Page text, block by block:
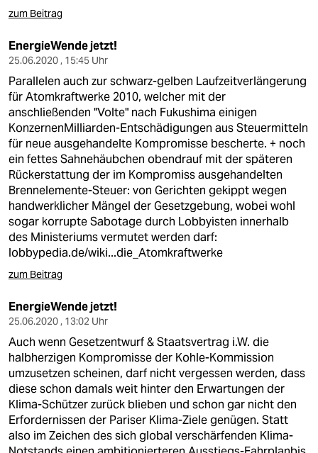
zum Beitrag
EnergieWende jetzt!
25.06.2020 , 15:45 Uhr
Parallelen auch zur schwarz-gelben Laufzeitverlängerung
für Atomkraftwerke 2010, welcher mit der
anschließenden "Volte" nach Fukushima einigen
KonzernenMilliarden-Entschädigungen aus Steuermitteln
für neue ausgehandelte Kompromisse bescherte. + noch
ein fettes Sahnehäubchen obendrauf mit der späteren
Rückerstattung der im Kompromiss ausgehandelten
Brennelemente-Steuer: von Gerichten gekippt wegen
handwerklicher Mängel der Gesetzgebung, wobei wohl
sogar korrupte Sabotage durch Lobbyisten innerhalb
des Ministeriums vermutet werden darf:
lobbypedia.de/wiki...die_Atomkraftwerke
zum Beitrag
EnergieWende jetzt!
25.06.2020 , 13:02 Uhr
Auch wenn Gesetzentwurf & Staatsvertrag i.W. die
halbherzigen Kompromisse der Kohle-Kommission
umzusetzen scheinen, darf nicht vergessen werden, dass
diese schon damals weit hinter den Erwartungen der
Klima-Schützer zurück blieben und schon gar nicht den
Erfordernissen der Pariser Klima-Ziele genügen. Statt
also im Zeichen des sich global verschärfenden Klima-